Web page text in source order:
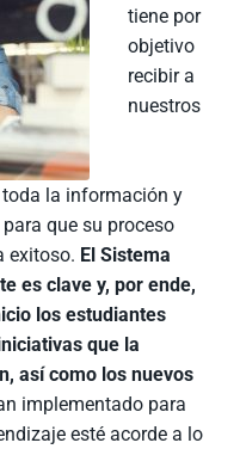
tiene por
objetivo
recibir a
nuestros
la información y
que su proceso
exitoso. El Sistema
es clave y, por ende,
los estudiantes
que la
así como los nuevos
implementado para
esté acorde a lo